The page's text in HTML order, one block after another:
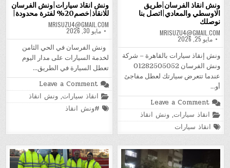
ونش انقاذ سيارات|ونش الفرسان
للانقاذ|خصم20% لفترة محدودة|
MRISUZU4@GMAIL.COM
مايو 30, 2026
ونش الفرسان في الحي الثامن
لخدمة السيارات على مدار اليوم
تعطل السيارة في الطريق…
Leave a Comment
ونش
انقاذ
سيارات|
لفترة
محدودة|
Posted
in
انقاذ سيارات,ونش انقاذ
Tagged
#ونش انقاذ
ونش انقاذ الفرسان|طريق
الاوسطي والمعادي|اتصل بنا
نوصلك
MRISUZU4@GMAIL.COM
مايو 25, 2026
ونش إنقاذ سيارات بالقاهرة – شركة
ونش الفرسان 01282505052
عندما تتعرض سيارتك لعطل مفاجئ
أو…
Leave a Comment
ونش
انقاذ
الفرسان|
الاوسطي
اتصل
بنا
نوصلك
Posted
in
انقاذ سيارات,ونش انقاذ
Tagged
انقاذ سيارات